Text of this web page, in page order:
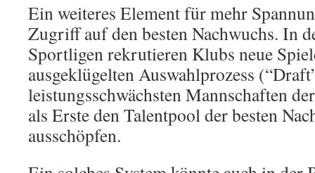
Ein weiteres Element für mehr
Zugriff auf den besten Nachwuchs. In
Sportligen rekrutieren Klubs neue
ausgeklügelten Auswahlprozess
leistungsschwächsten Mannschaften
als Erste den Talentpool der besten
ausschöpfen.